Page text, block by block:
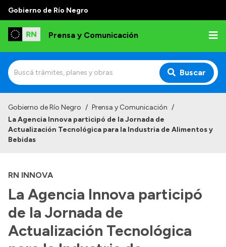
Gobierno de Río Negro
Prensa y Comunicación
Buscar
Institucional
Transparencia
Gobierno de Río Negro / Prensa y Comunicación /
La Agencia Innova participó de la Jornada de
Actualización Tecnológica para la Industria de Alimentos y
Bebidas
RN INNOVA
La Agencia Innova participó
de la Jornada de
Actualización Tecnológica